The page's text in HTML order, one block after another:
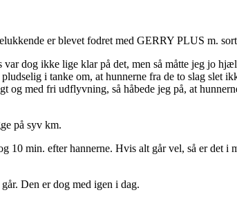
er blevet fodret med GERRY PLUS m.
dog ikke lige klar på det, men så måtte jeg jo
i tanke om, at hunnerne fra de to slag slet
og med fri udflyvning, så håbede jeg på, at
på syv km.
10 min. efter hannerne. Hvis alt går vel, så er det i
Den er dog med igen i dag.